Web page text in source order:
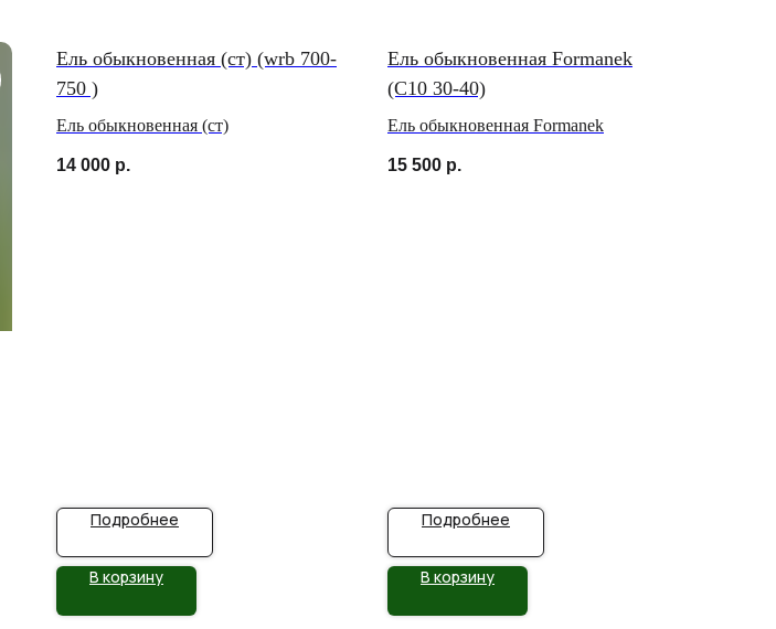
Ель обыкновенная (ст) (wrb 700-
750 )
Ель обыкновенная (ст)
14 000 р.
Подробнее
В корзину
Ель обыкновенная Formanek
(C10 30-40)
Ель обыкновенная Formanek
15 500 р.
Подробнее
В корзину